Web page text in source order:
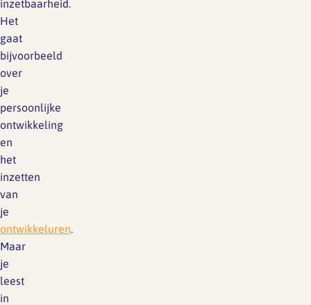
inzetbaarheid.
Het
gaat
bijvoorbeeld
over
je
persoonlijke
ontwikkeling
en
het
inzetten
van
je
ontwikkeluren.
Maar
je
leest
in